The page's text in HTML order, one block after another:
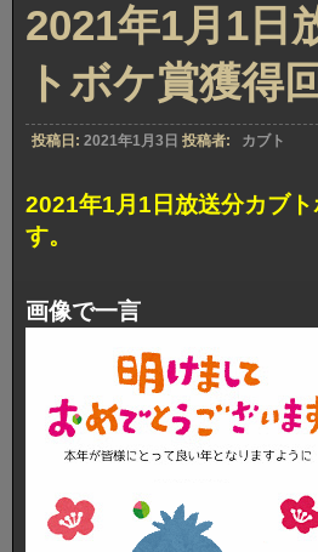
2021年1月1日
トボケ賞獲得
投稿日: 2021年1月3日 投稿者: カブト
2021年1月1日放送分カブ
す。
画像で一言